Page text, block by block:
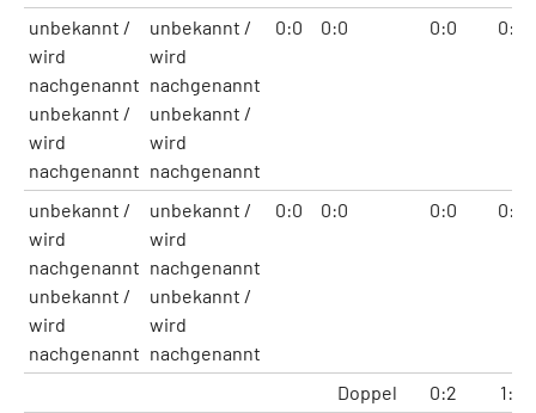
unbekannt /
wird
nachgenannt
unbekannt /
wird
nachgenannt
unbekannt /
wird
nachgenannt
unbekannt /
wird
nachgenannt
0:0 0:0 0:0 0:0
unbekannt /
wird
nachgenannt
unbekannt /
wird
nachgenannt
unbekannt /
wird
nachgenannt
unbekannt /
wird
nachgenannt
0:0 0:0 0:0 0:0
Doppel 0:2
1:4